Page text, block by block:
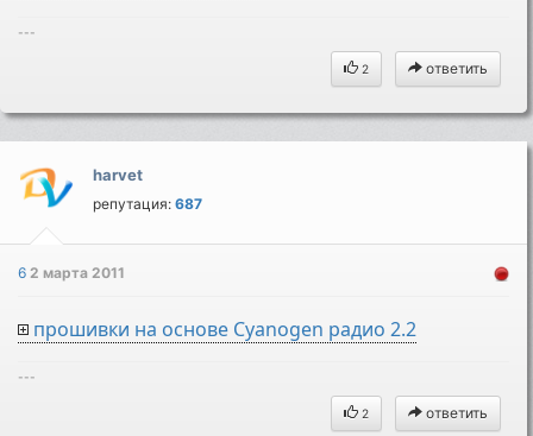
---
2 ответить
harvet
репутация:687
62 марта 2011
прошивки на основе Cyanogen радио 2.2
---
2 ответить